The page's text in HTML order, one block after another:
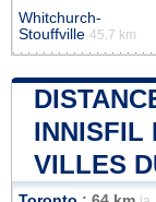
Whitchurch-
Stouffville 45.7 km
INNISFIL
VILLES